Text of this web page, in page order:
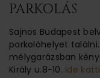
PARKOLÁS
Sajnos Budapest
parkolóhelyet
mélygarázsban
Király u.8-10. Ide